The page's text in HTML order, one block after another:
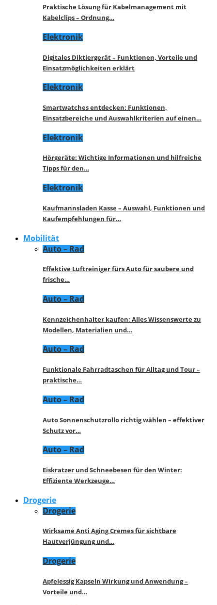
Praktische Lösung für Kabelmanagement mit
Kabelclips – Ordnung…
Elektronik
Digitales Diktiergerät – Funktionen, Vorteile und
Einsatzmöglichkeiten erklärt
Elektronik
Smartwatches entdecken: Funktionen,
Einsatzbereiche und Auswahlkriterien auf einen…
Elektronik
Hörgeräte: Wichtige Informationen und hilfreiche
Tipps für den…
Elektronik
Kaufmannsladen Kasse – Auswahl, Funktionen und
Kaufempfehlungen für…
Mobilität
Auto – Rad
Effektive Luftreiniger fürs Auto für saubere und
frische…
Auto – Rad
Kennzeichenhalter kaufen: Alles Wissenswerte zu
Modellen, Materialien und…
Auto – Rad
Funktionale Fahrradtaschen für Alltag und Tour –
praktische…
Auto – Rad
Auto Sonnenschutzrollo richtig wählen – effektiver
Schutz vor…
Auto – Rad
Eiskratzer und Schneebesen für den Winter:
Effiziente Werkzeuge…
Drogerie
Drogerie
Wirksame Anti Aging Cremes für sichtbare
Hautverjüngung und…
Drogerie
Apfelessig Kapseln Wirkung und Anwendung –
Vorteile und…